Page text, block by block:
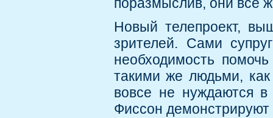
поразмыслив, они все
Новый телепроект,
зрителей. Сами
необходимость
такими же людьми,
вовсе не нуждаются
Фиссон